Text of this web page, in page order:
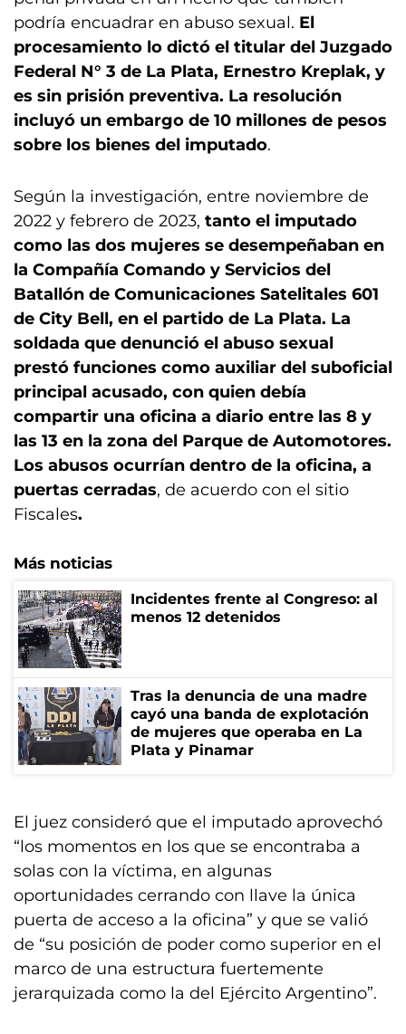
podría encuadrar en abuso sexual. El
procesamiento lo dictó el titular del Juzgado
Federal N° 3 de La Plata, Ernestro Kreplak, y
es sin prisión preventiva. La resolución
incluyó un embargo de 10 millones de pesos
sobre los bienes del imputado.
Según la investigación, entre noviembre de
2022 y febrero de 2023, tanto el imputado
como las dos mujeres se desempeñaban en
la Compañía Comando y Servicios del
Batallón de Comunicaciones Satelitales 601
de City Bell, en el partido de La Plata. La
soldada que denunció el abuso sexual
prestó funciones como auxiliar del suboficial
principal acusado, con quien debía
compartir una oficina a diario entre las 8 y
las 13 en la zona del Parque de Automotores.
Los abusos ocurrían dentro de la oficina, a
puertas cerradas, de acuerdo con el sitio
Fiscales.
Más noticias
Incidentes frente al Congreso: al
menos 12 detenidos
Tras la denuncia de una madre
cayó una banda de explotación
de mujeres que operaba en La
Plata y Pinamar
El juez consideró que el imputado aprovechó
“los momentos en los que se encontraba a
solas con la víctima, en algunas
oportunidades cerrando con llave la única
puerta de acceso a la oficina” y que se valió
de “su posición de poder como superior en el
marco de una estructura fuertemente
jerarquizada como la del Ejército Argentino”.